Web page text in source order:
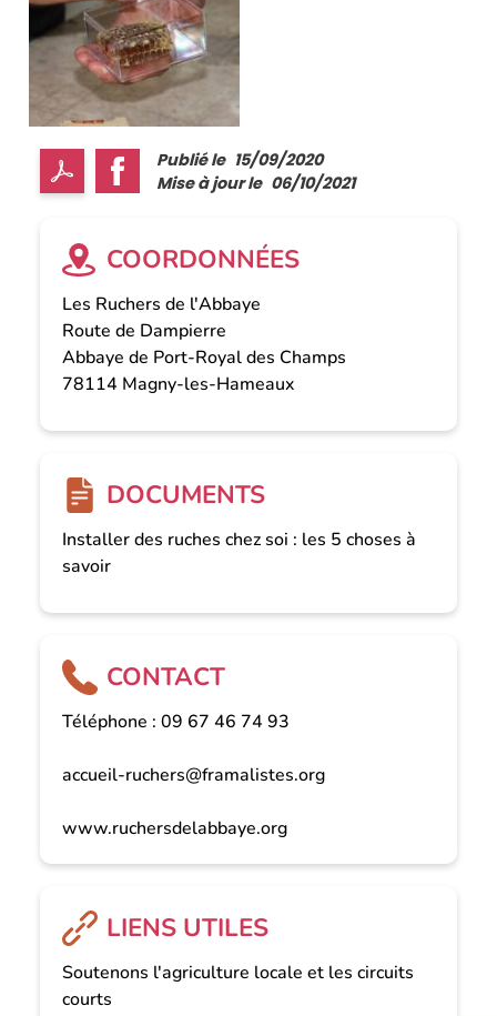
Publié le 15/09/2020
Mise à jour le 06/10/2021
COORDONNÉES
Les Ruchers de l'Abbaye
Route de Dampierre
Abbaye de Port-Royal des Champs
78114 Magny-les-Hameaux
DOCUMENTS
Installer des ruches chez soi : les 5 choses à
savoir
CONTACT
Téléphone : 09 67 46 74 93
accueil-ruchers@framalistes.org
www.ruchersdelabbaye.org
LIENS UTILES
Soutenons l'agriculture locale et les circuits
courts